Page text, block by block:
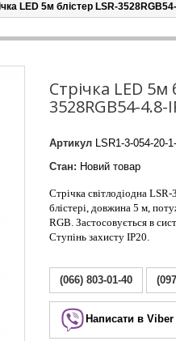
LEGRAND
LEZARD
Lezard Deriy
LED 5м блістер LSR-
Стрічка LED 5м
3528RGB54-4.8-
Артикул LSR1-3-054-20-
Стан: Новий товар
Стрічка світлодіодна
блістері, довжина 5 м,
RGB. Застосовується в
Ступінь захисту IP20.
(066) 803-01-40
Написати в Viber